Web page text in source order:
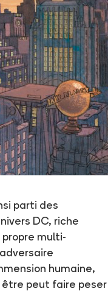
parti des
DC, riche
multi-
humaine,
peut faire peser